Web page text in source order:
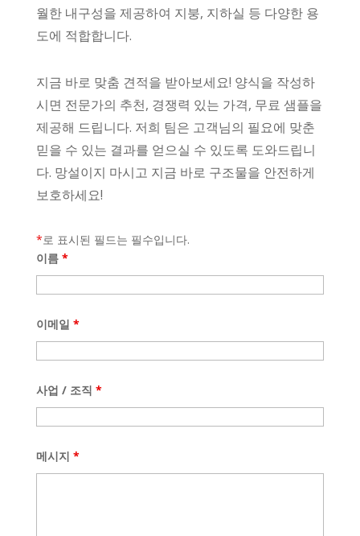
월한 내구성을 제공하여 지붕, 지하실 등 다양한 용
도에 적합합니다.
지금 바로 맞춤 견적을 받아보세요! 양식을 작성하
시면 전문가의 추천, 경쟁력 있는 가격, 무료 샘플을
제공해 드립니다. 저희 팀은 고객님의 필요에 맞춘
믿을 수 있는 결과를 얻으실 수 있도록 도와드립니
다. 망설이지 마시고 지금 바로 구조물을 안전하게
보호하세요!
*로 표시된 필드는 필수입니다.
이름 *
이메일 *
사업 / 조직 *
메시지 *
Galician
Thai
Hebrew
Vietnamese
Finnish
Croatian
Lithuanian
Swahili